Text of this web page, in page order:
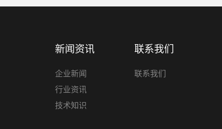
新闻资讯
企业新闻
行业资讯
技术知识
联系我们
联系我们